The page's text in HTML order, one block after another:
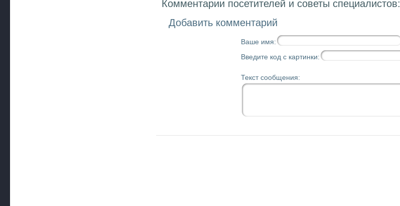
Комментарии посетителей и советы специалистов:
Добавить комментарий
Ваше имя:
Введите код с картинки:
Текст сообщения: